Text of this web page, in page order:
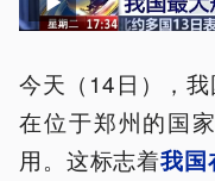
今天（14日），
在位于郑州的国
用。这标志着我国